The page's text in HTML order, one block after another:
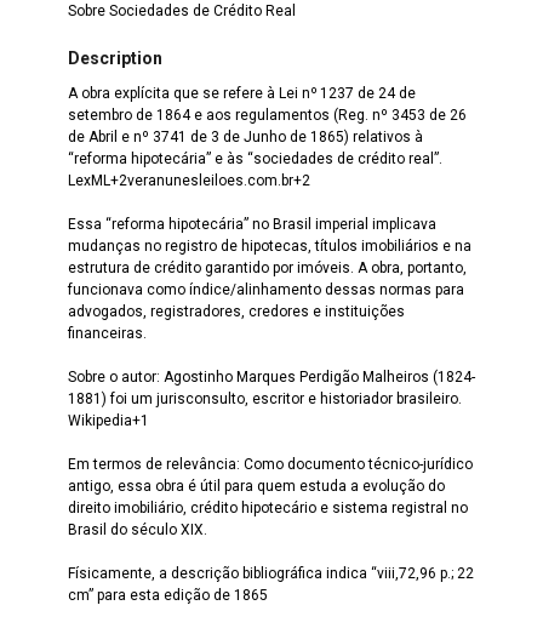
Sobre Sociedades de Crédito Real
Description
A obra explícita que se refere à Lei nº 1237 de 24 de
setembro de 1864 e aos regulamentos (Reg. nº 3453 de 26
de Abril e nº 3741 de 3 de Junho de 1865) relativos à
“reforma hipotecária” e às “sociedades de crédito real”.
LexML+2veranunesleiloes.com.br+2
Essa “reforma hipotecária” no Brasil imperial implicava
mudanças no registro de hipotecas, títulos imobiliários e na
estrutura de crédito garantido por imóveis. A obra, portanto,
funcionava como índice/alinhamento dessas normas para
advogados, registradores, credores e instituições
financeiras.
Sobre o autor: Agostinho Marques Perdigão Malheiros (1824-
1881) foi um jurisconsulto, escritor e historiador brasileiro.
Wikipedia+1
Em termos de relevância: Como documento técnico-jurídico
antigo, essa obra é útil para quem estuda a evolução do
direito imobiliário, crédito hipotecário e sistema registral no
Brasil do século XIX.
Físicamente, a descrição bibliográfica indica “viii,72,96 p.; 22
cm” para esta edição de 1865